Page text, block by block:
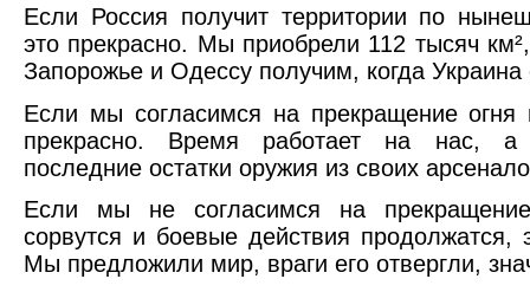
Если Россия получит территории по
это прекрасно. Мы приобрели 112 тысяч
Запорожье и Одессу получим, когда Украина
Если мы согласимся на прекращение
прекрасно. Время работает на нас, а
последние остатки оружия из своих
Если мы не согласимся на
сорвутся и боевые действия продолжатся,
Мы предложили мир, враги его отвергли,